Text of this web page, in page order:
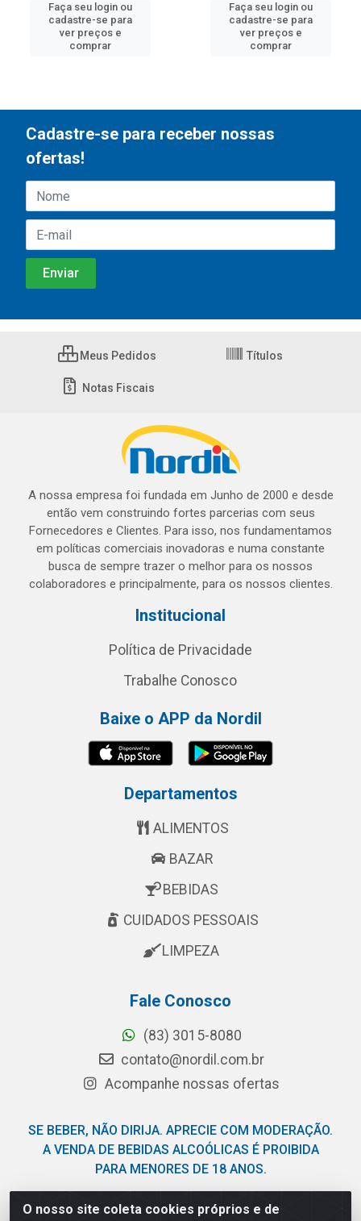
Faça seu login ou
cadastre-se para
ver preços e
comprar
Faça seu login ou
cadastre-se para
ver preços e
comprar
O nosso site coleta cookies próprios e de
Cadastre-se para receber nossas
ofertas!
Meus Pedidos Títulos
Notas Fiscais
A nossa empresa foi fundada em Junho de 2000 e desde
então vem construindo fortes parcerias com seus
Fornecedores e Clientes. Para isso, nos fundamentamos
em políticas comerciais inovadoras e numa constante
busca de sempre trazer o melhor para os nossos
colaboradores e principalmente, para os nossos clientes.
Institucional
Política de Privacidade
Trabalhe Conosco
Baixe o APP da Nordil
Departamentos
ALIMENTOS
BAZAR
BEBIDAS
CUIDADOS PESSOAIS
LIMPEZA
Fale Conosco
(83) 3015-8080
contato@nordil.com.br
Acompanhe nossas ofertas
SE BEBER, NÃO DIRIJA. APRECIE COM MODERAÇÃO.
A VENDA DE BEBIDAS ALCOÓLICAS É PROIBIDA
PARA MENORES DE 18 ANOS.